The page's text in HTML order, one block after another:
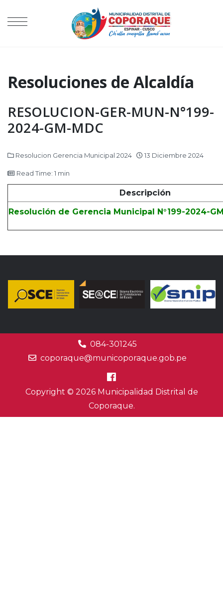
Resoluciones de Alcaldía
RESOLUCION-GER-MUN-N°199-
2024-GM-MDC
Resolucion Gerencia Municipal 2024 13 Diciembre 2024
Read Time: 1 min
Descripción
Resolución de Gerencia Municipal N°199-2024-
084-301245
coporaque@municoporaque.gob.pe
Copyright © 2026 Municipalidad Distrital de
Coporaque.